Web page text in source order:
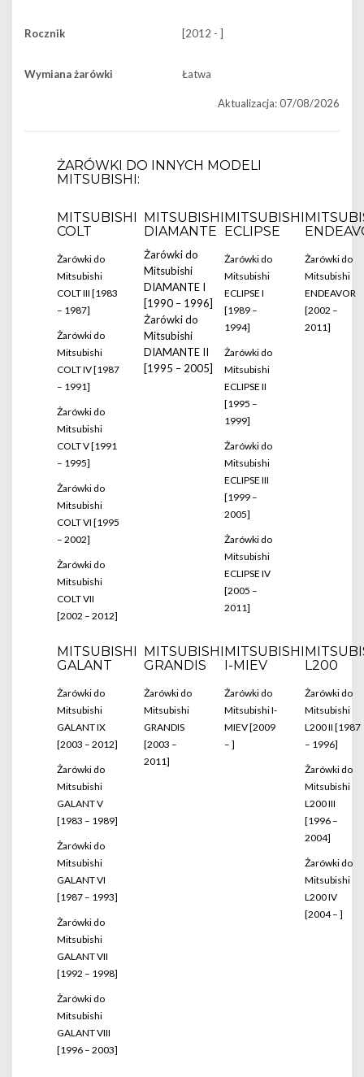
Rocznik [2012 - ]
Wymiana żarówki Łatwa
Aktualizacja: 07/08/2026
ŻARÓWKI DO INNYCH MODELI
MITSUBISHI:
MITSUBISHI
COLT
Żarówki do
Mitsubishi
COLT III [1983
– 1987]
Żarówki do
Mitsubishi
COLT IV [1987
– 1991]
Żarówki do
Mitsubishi
COLT V [1991
– 1995]
Żarówki do
Mitsubishi
COLT VI [1995
– 2002]
Żarówki do
Mitsubishi
COLT VII
[2002 – 2012]
MITSUBISHI
DIAMANTE
Żarówki do
Mitsubishi
DIAMANTE I
[1990 – 1996]
Żarówki do
Mitsubishi
DIAMANTE II
[1995 – 2005]
MITSUBISHI
ECLIPSE
Żarówki do
Mitsubishi
ECLIPSE I
[1989 –
1994]
Żarówki do
Mitsubishi
ECLIPSE II
[1995 –
1999]
Żarówki do
Mitsubishi
ECLIPSE III
[1999 –
2005]
Żarówki do
Mitsubishi
ECLIPSE IV
[2005 –
2011]
Żarówki do
Mitsubishi
ENDEAVOR
[2002 –
2011]
MITSUBISHI
GALANT
Żarówki do
Mitsubishi
GALANT IX
[2003 – 2012]
Żarówki do
Mitsubishi
GALANT V
[1983 – 1989]
Żarówki do
Mitsubishi
GALANT VI
[1987 – 1993]
Żarówki do
Mitsubishi
GALANT VII
[1992 – 1998]
Żarówki do
Mitsubishi
GALANT VIII
[1996 – 2003]
MITSUBISHI
GRANDIS
Żarówki do
Mitsubishi
GRANDIS
[2003 –
2011]
MITSUBISHI
I-MIEV
Żarówki do
Mitsubishi I-
MIEV [2009
– ]
L200
Żarówki do
Mitsubishi
L200 II [1987
– 1996]
Żarówki do
Mitsubishi
L200 III
[1996 –
2004]
Żarówki do
Mitsubishi
L200 IV
[2004 – ]